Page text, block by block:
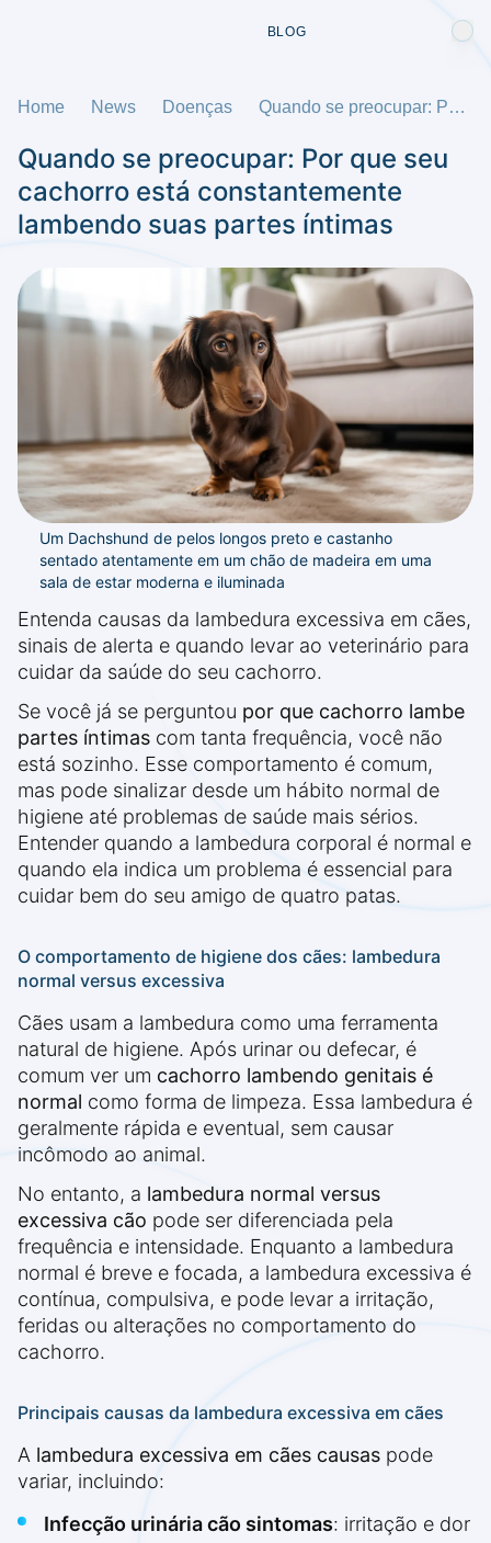
BLOG
Home News Doenças Quando se preocupar: Por que seu cachorro está constantemente lambendo suas partes íntimas
Quando se preocupar: Por que seu
cachorro está constantemente
lambendo suas partes íntimas
Um Dachshund de pelos longos preto e castanho
sentado atentamente em um chão de madeira em uma
sala de estar moderna e iluminada
Entenda causas da lambedura excessiva em cães,
sinais de alerta e quando levar ao veterinário para
cuidar da saúde do seu cachorro.
Se você já se perguntou por que cachorro lambe
partes íntimas com tanta frequência, você não
está sozinho. Esse comportamento é comum,
mas pode sinalizar desde um hábito normal de
higiene até problemas de saúde mais sérios.
Entender quando a lambedura corporal é normal e
quando ela indica um problema é essencial para
cuidar bem do seu amigo de quatro patas.
O comportamento de higiene dos cães: lambedura
normal versus excessiva
Cães usam a lambedura como uma ferramenta
natural de higiene. Após urinar ou defecar, é
comum ver um cachorro lambendo genitais é
normal como forma de limpeza. Essa lambedura é
geralmente rápida e eventual, sem causar
incômodo ao animal.
No entanto, a lambedura normal versus
excessiva cão pode ser diferenciada pela
frequência e intensidade. Enquanto a lambedura
normal é breve e focada, a lambedura excessiva é
contínua, compulsiva, e pode levar a irritação,
feridas ou alterações no comportamento do
cachorro.
Principais causas da lambedura excessiva em cães
A lambedura excessiva em cães causas pode
variar, incluindo:
Infecção urinária cão sintomas: irritação e dor